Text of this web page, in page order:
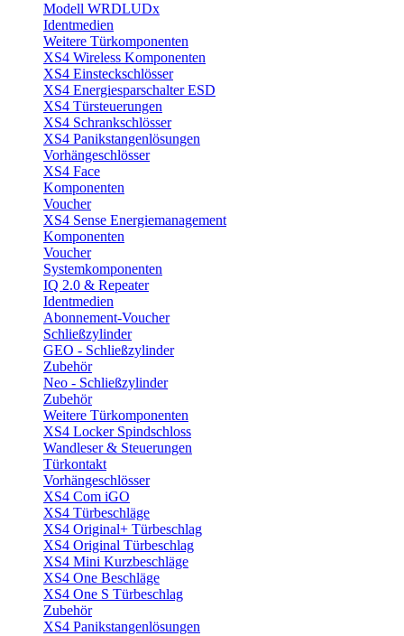
Modell WRDLUDx
Identmedien
Weitere Türkomponenten
XS4 Wireless Komponenten
XS4 Einsteckschlösser
XS4 Energiesparschalter ESD
XS4 Türsteuerungen
XS4 Schrankschlösser
XS4 Panikstangenlösungen
Vorhängeschlösser
XS4 Face
Komponenten
Voucher
XS4 Sense Energiemanagement
Komponenten
Voucher
Systemkomponenten
IQ 2.0 & Repeater
Identmedien
Abonnement-Voucher
Schließzylinder
GEO - Schließzylinder
Zubehör
Neo - Schließzylinder
Zubehör
Weitere Türkomponenten
XS4 Locker Spindschloss
Wandleser & Steuerungen
Türkontakt
Vorhängeschlösser
XS4 Com iGO
XS4 Türbeschläge
XS4 Original+ Türbeschlag
XS4 Original Türbeschlag
XS4 Mini Kurzbeschläge
XS4 One Beschläge
XS4 One S Türbeschlag
Zubehör
XS4 Panikstangenlösungen